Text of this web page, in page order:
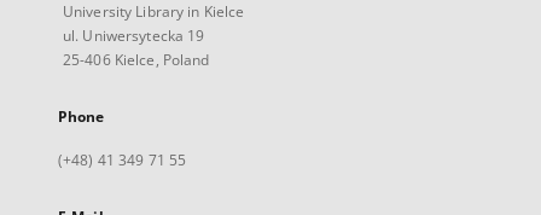
University Library in Kielce
ul. Uniwersytecka 19
25-406 Kielce, Poland
Phone
(+48) 41 349 71 55